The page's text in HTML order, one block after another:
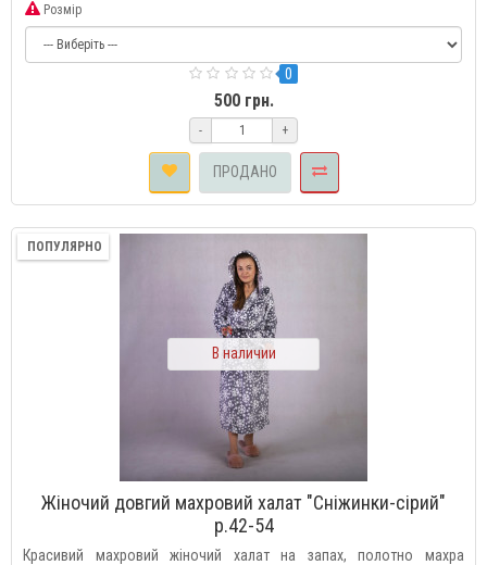
Розмір
0
500 грн.
- +
ПРОДАНО
ПОПУЛЯРНО
В наличии
Жіночий довгий махровий халат "Сніжинки-сірий"
р.42-54
Красивий махровий жіночий халат на запах, полотно махра